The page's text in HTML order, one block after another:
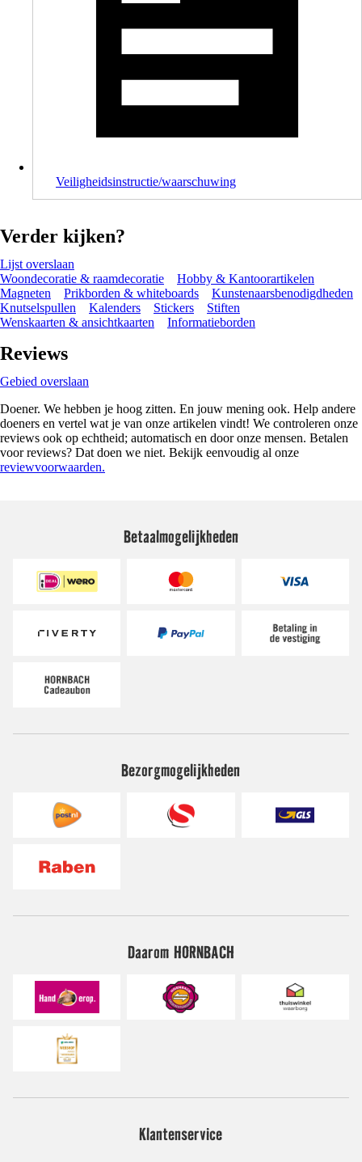
Veiligheidsinstructie/waarschuwing
Verder kijken?
Lijst overslaan
Woondecoratie & raamdecoratie
Hobby & Kantoorartikelen
Magneten
Prikborden & whiteboards
Kunstenaarsbenodigdheden
Knutselspullen
Kalenders Stickers
Stiften
Wenskaarten & ansichtkaarten
Informatieborden
Reviews
Gebied overslaan
Doener. We hebben je hoog zitten. En jouw mening ook. Help andere
doeners en vertel wat je van onze artikelen vindt! We controleren onze
reviews ook op echtheid; automatisch en door onze mensen. Betalen
voor reviews? Dat doen we niet. Bekijk eenvoudig al onze
reviewvoorwaarden.
Betaalmogelijkheden
Bezorgmogelijkheden
Daarom HORNBACH
Klantenservice